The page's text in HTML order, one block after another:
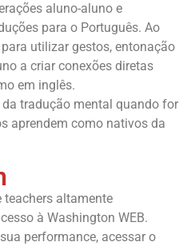
aluno-aluno e
para o Português. Ao
utilizar gestos, entonação
a criar conexões diretas
em inglês.
tradução mental quando for
aprendem como nativos da
altamente
à Washington WEB.
performance, acessar o